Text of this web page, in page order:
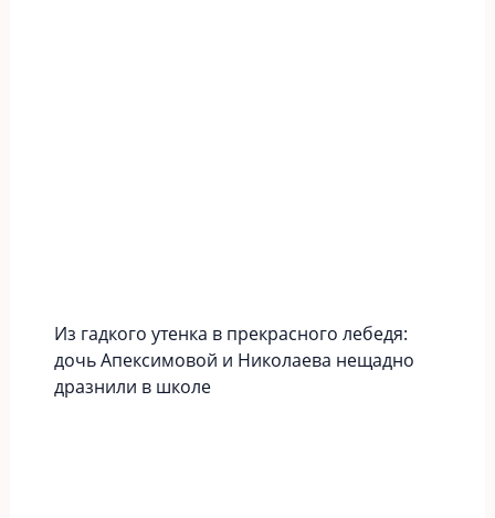
Из гадкого утенка в прекрасного лебедя:
дочь Апексимовой и Николаева нещадно
дразнили в школе